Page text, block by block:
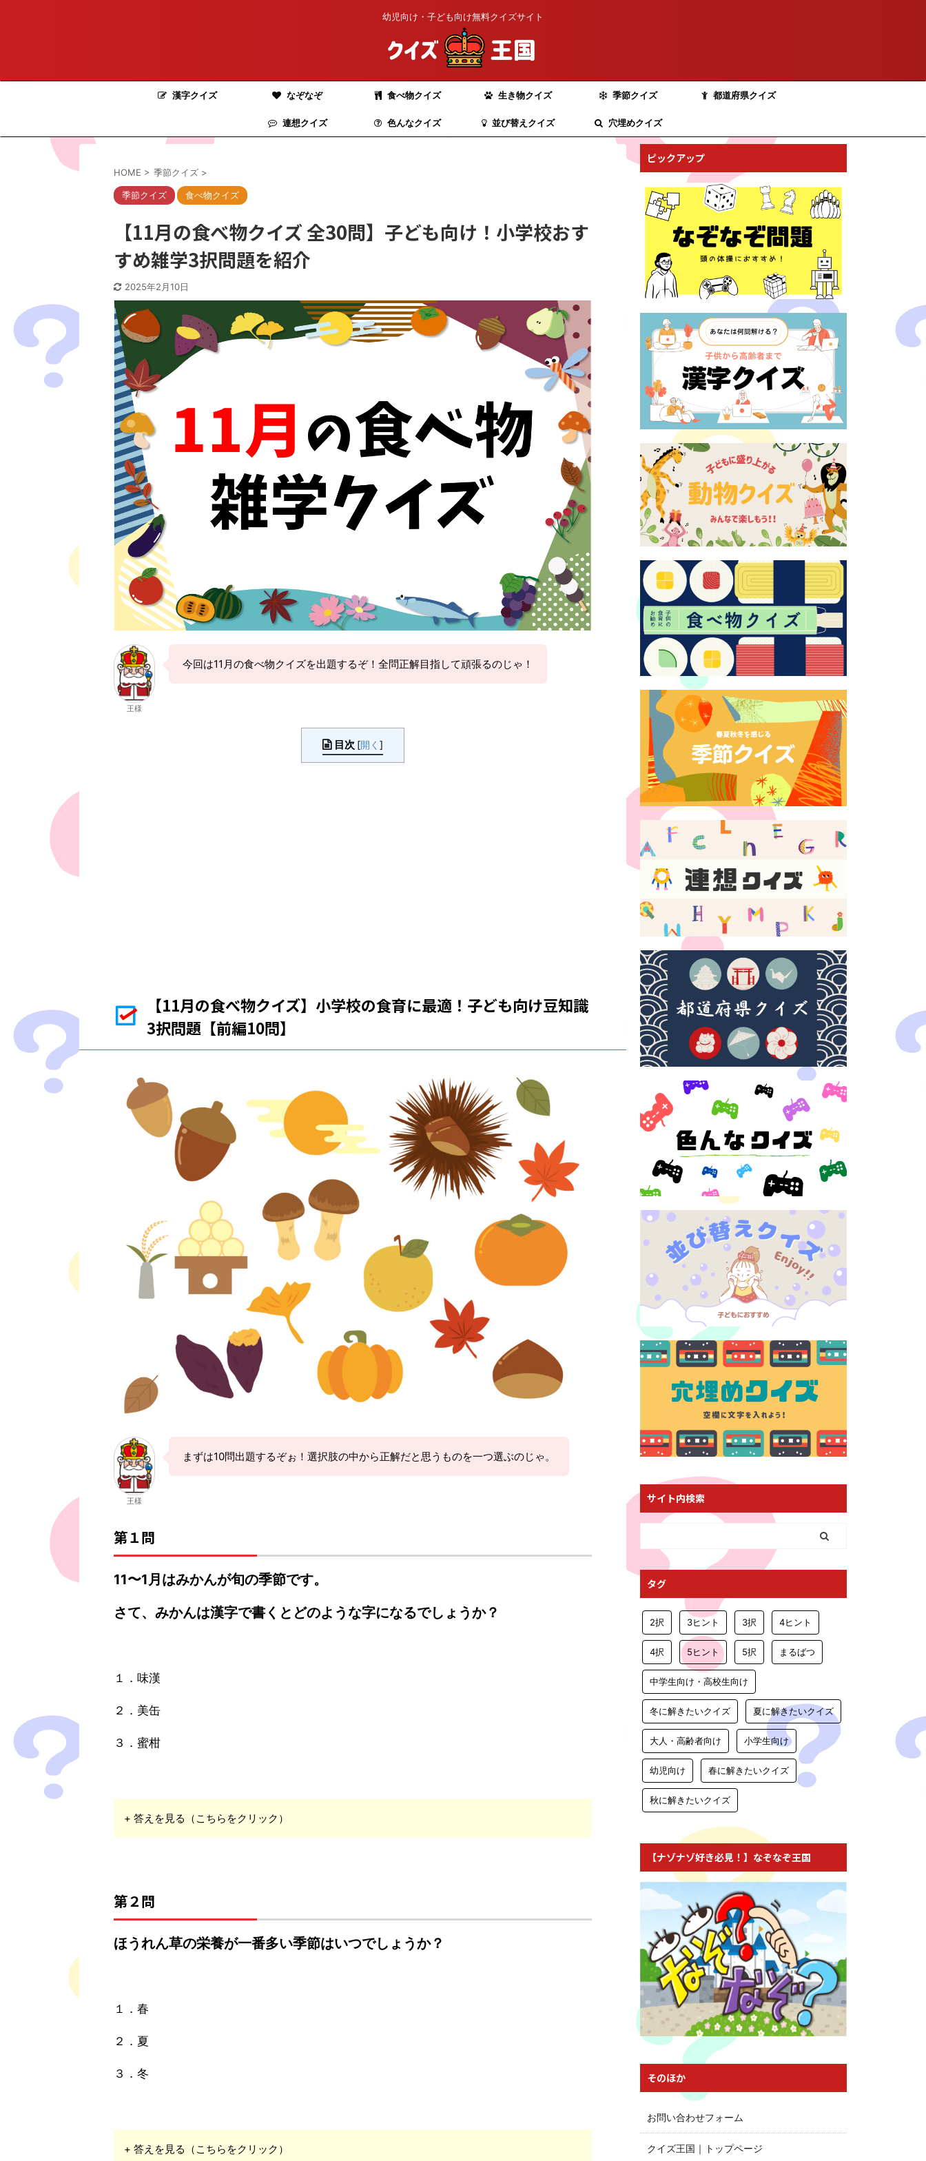
幼児向け・子ども向け無料クイズサイト
漢字クイズ なぞなぞ 食べ物クイズ 生き物クイズ 季節クイズ 都道府県クイズ
連想クイズ 色んなクイズ 並び替えクイズ 穴埋めクイズ
HOME > 季節クイズ >
季節クイズ 食べ物クイズ
【11月の食べ物クイズ 全30問】子ども向け！小学校おす
すめ雑学3択問題を紹介
2025年2月10日
王様
今回は11月の食べ物クイズを出題するぞ！全問正解目指して頑張るのじゃ！
目次 [開く ]
【11月の食べ物クイズ】小学校の食育に最適！子ども向け豆知識
3択問題【前編10問】
王様
まずは10問出題するぞぉ！選択肢の中から正解だと思うものを一つ選ぶのじゃ。
第１問
11〜1月はみかんが旬の季節です。
さて、みかんは漢字で書くとどのような字になるでしょうか？
１．味漢
２．美缶
３．蜜柑
+ 答えを見る（こちらをクリック）
第２問
ほうれん草の栄養が一番多い季節はいつでしょうか？
１．春
２．夏
３．冬
+ 答えを見る（こちらをクリック）
ピックアップ
サイト内検索
タグ
2択 3ヒント 3択 4ヒント
4択 5ヒント 5択 まるばつ
中学生向け・高校生向け
冬に解きたいクイズ 夏に解きたいクイズ
大人・高齢者向け 小学生向け
幼児向け 春に解きたいクイズ
秋に解きたいクイズ
【ナゾナゾ好き必見！】なぞなぞ王国
そのほか
お問い合わせフォーム
クイズ王国｜トップページ